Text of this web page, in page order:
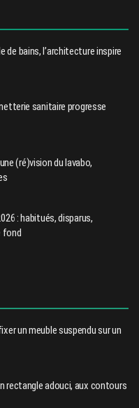
de bains, l’architecture inspire
sanitaire progresse
(ré)vision du lavabo,
: habitués, disparus,
fond
un meuble suspendu sur un
rectangle adouci, aux contours